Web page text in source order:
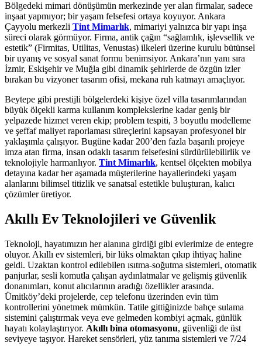
Bölgedeki mimari dönüşümün merkezinde yer alan firmalar, sadece
inşaat yapmıyor; bir yaşam felsefesi ortaya koyuyor. Ankara
Çayyolu merkezli Tint Mimarlık, mimariyi yalnızca bir yapı inşa
süreci olarak görmüyor. Firma, antik çağın “sağlamlık, işlevsellik ve
estetik” (Firmitas, Utilitas, Venustas) ilkeleri üzerine kurulu bütünsel
bir uyanış ve sosyal sanat formu benimsiyor. Ankara’nın yanı sıra
İzmir, Eskişehir ve Muğla gibi dinamik şehirlerde de özgün izler
bırakan bu vizyoner tasarım ofisi, mekana ruh katmayı amaçlıyor.
Beytepe gibi prestijli bölgelerdeki kişiye özel villa tasarımlarından
büyük ölçekli karma kullanım komplekslerine kadar geniş bir
yelpazede hizmet veren ekip; problem tespiti, 3 boyutlu modelleme
ve şeffaf maliyet raporlaması süreçlerini kapsayan profesyonel bir
yaklaşımla çalışıyor. Bugüne kadar 200’den fazla başarılı projeye
imza atan firma, insan odaklı tasarım felsefesini sürdürülebilirlik ve
teknolojiyle harmanlıyor. Tint Mimarlık, kentsel ölçekten mobilya
detayına kadar her aşamada müşterilerine hayallerindeki yaşam
alanlarını bilimsel titizlik ve sanatsal estetikle buluşturan, kalıcı
çözümler üretiyor.
Akıllı Ev Teknolojileri ve Güvenlik
Teknoloji, hayatımızın her alanına girdiği gibi evlerimize de entegre
oluyor. Akıllı ev sistemleri, bir lüks olmaktan çıkıp ihtiyaç haline
geldi. Uzaktan kontrol edilebilen ısıtma-soğutma sistemleri, otomatik
panjurlar, sesli komutla çalışan aydınlatmalar ve gelişmiş güvenlik
donanımları, konut alıcılarının aradığı özellikler arasında.
Ümitköy’deki projelerde, cep telefonu üzerinden evin tüm
kontrollerini yönetmek mümkün. Tatile gittiğinizde bahçe sulama
sistemini çalıştırmak veya eve gelmeden kombiyi açmak, günlük
hayatı kolaylaştırıyor. Akıllı bina otomasyonu, güvenliği de üst
seviyeye taşıyor. Hareket sensörleri, yüz tanıma sistemleri ve 7/24